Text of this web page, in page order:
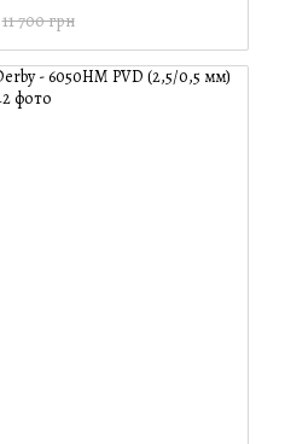
11 700 грн